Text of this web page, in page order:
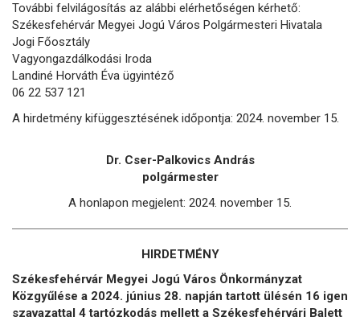
További felvilágosítás az alábbi elérhetőségen kérhető:
Székesfehérvár Megyei Jogú Város Polgármesteri Hivatala
Jogi Főosztály
Vagyongazdálkodási Iroda
Landiné Horváth Éva ügyintéző
06 22 537 121
A hirdetmény kifüggesztésének időpontja: 2024. november 15.
Dr. Cser-Palkovics András
polgármester
A honlapon megjelent: 2024. november 15.
HIRDETMÉNY
Székesfehérvár Megyei Jogú Város Önkormányzat
Közgyűlése a 2024. június 28. napján tartott ülésén 16 igen
szavazattal 4 tartózkodás mellett a Székesfehérvári Balett